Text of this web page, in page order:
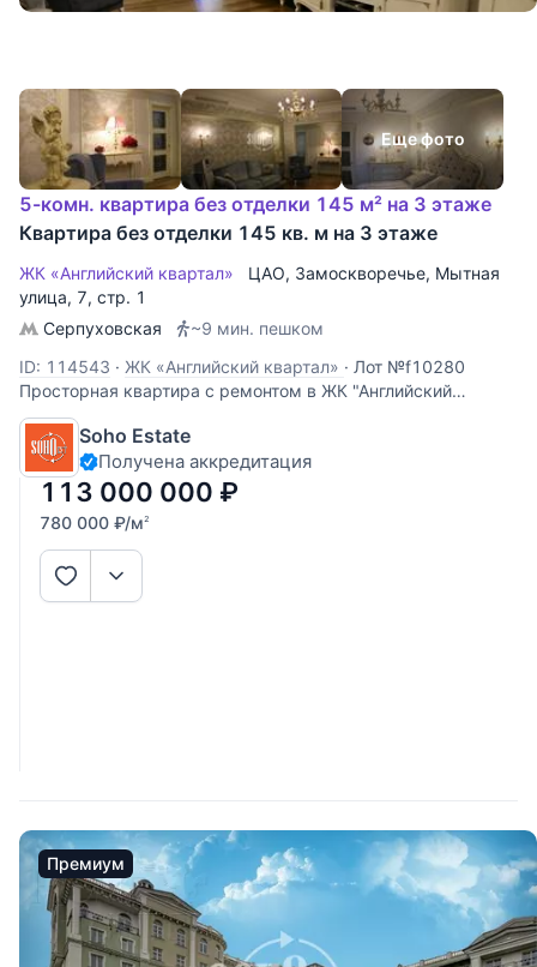
Еще фото
5-комн. квартира без отделки 145 м² на 3 этаже
Квартира без отделки 145 кв. м на 3 этаже
ЖК «Английский квартал» ЦАО, Замоскворечье, Мытная
улица, 7, стр. 1
Серпуховская
~9 мин. пешком
ID: 114543 · ЖК «Английский квартал» · Лот №f10280
Просторная квартира с ремонтом в ЖК "Английский
квартал". Вся мебель и необходимая техника уже в
квартире. В отделке использовались исключительно
дорогие материалы, весь ремонт абсолютно новый. В
квартире спланировано 4 изолированные
Soho Estate
Получена аккредитация
113 000 000 ₽
780 000 ₽/м2
Премиум